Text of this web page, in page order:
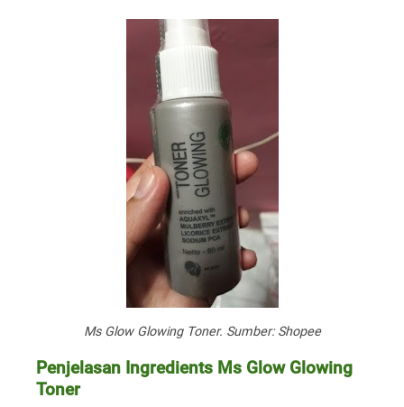
Ms Glow Glowing Toner. Sumber: Shopee
Penjelasan Ingredients Ms Glow Glowing
Toner